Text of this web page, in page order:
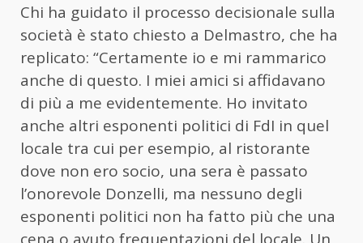
Chi ha guidato il processo decisionale sulla
società è stato chiesto a Delmastro, che ha
replicato: “Certamente io e mi rammarico
anche di questo. I miei amici si affidavano
di più a me evidentemente. Ho invitato
anche altri esponenti politici di FdI in quel
locale tra cui per esempio, al ristorante
dove non ero socio, una sera è passato
l’onorevole Donzelli, ma nessuno degli
esponenti politici non ha fatto più che una
cena o avuto frequentazioni del locale. Un